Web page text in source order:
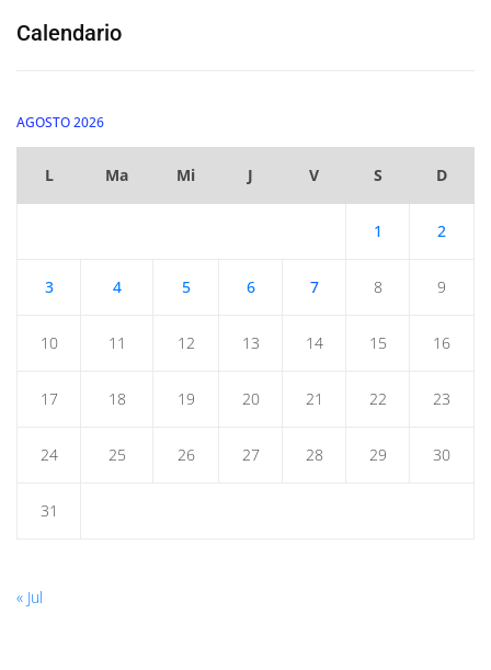
Calendario
AGOSTO 2026
L Ma Mi J V S D
1 2
3 4 5 6 7 8 9
10 11 12 13 14 15 16
17 18 19 20 21 22 23
24 25 26 27 28 29 30
31
« Jul